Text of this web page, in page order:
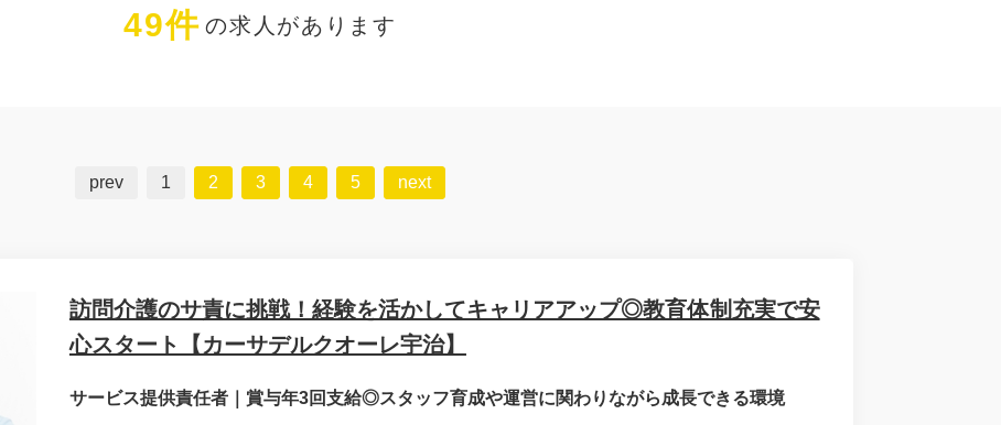
49件 の求人があります
prev 1 2 3 4 5 next
訪問介護のサ責に挑戦！経験を活かしてキャリアアップ◎教育体制充実で安
心スタート【カーサデルクオーレ宇治】
サービス提供責任者｜賞与年3回支給◎スタッフ育成や運営に関わりながら成長できる環境